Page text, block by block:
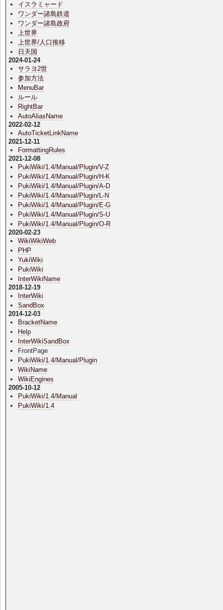
イスラミャード
ワンダー諸島鉄道
ワンダー諸島政府
上世界
上世界/人口推移
日天国
2024-01-24
サラヨ2世
参加方法
MenuBar
ルール
RightBar
AutoAliasName
2022-02-12
AutoTicketLinkName
2021-12-11
FormattingRules
2021-12-08
PukiWiki/1.4/Manual/Plugin/V-Z
PukiWiki/1.4/Manual/Plugin/H-K
PukiWiki/1.4/Manual/Plugin/A-D
PukiWiki/1.4/Manual/Plugin/L-N
PukiWiki/1.4/Manual/Plugin/E-G
PukiWiki/1.4/Manual/Plugin/S-U
PukiWiki/1.4/Manual/Plugin/O-R
2020-02-23
WikiWikiWeb
PHP
YukiWiki
PukiWiki
InterWikiName
2018-12-19
InterWiki
SandBox
2014-12-03
BracketName
Help
InterWikiSandBox
FrontPage
PukiWiki/1.4/Manual/Plugin
WikiName
WikiEngines
2005-10-12
PukiWiki/1.4/Manual
PukiWiki/1.4